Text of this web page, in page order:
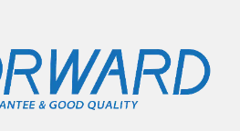
0 articles trouvés.